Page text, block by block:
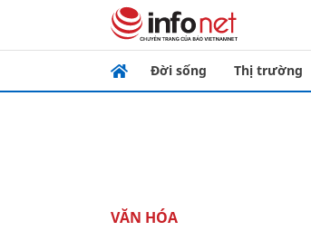
Đời sống Thị trường
VĂN HÓA